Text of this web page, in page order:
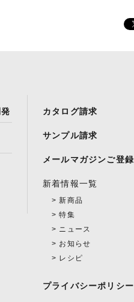
カタログ請求
サンプル請求
メールマガジンご登録
新着情報一覧
新商品
特集
ニュース
お知らせ
レシピ
プライバシーポリシー